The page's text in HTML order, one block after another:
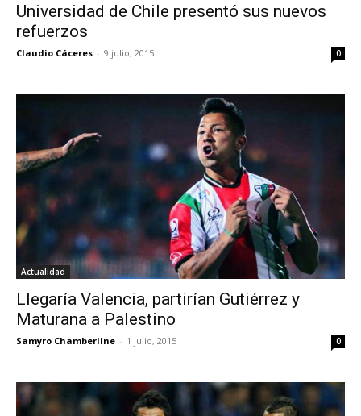
Universidad de Chile presentó sus nuevos
refuerzos
Claudio Cáceres - 9 julio, 2015 0
Actualidad
Llegaría Valencia, partirían Gutiérrez y
Maturana a Palestino
Samyro Chamberline - 1 julio, 2015 0